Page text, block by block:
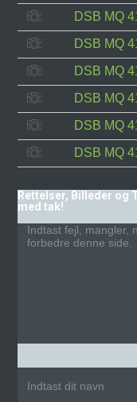
DSB MQ
DSB MQ
DSB MQ
DSB MQ
DSB MQ
DSB MQ
Rettelser, Billeder og
med tak!